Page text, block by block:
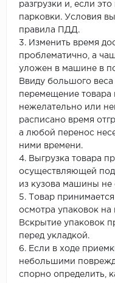
разгрузки и, если
парковки. Условия
правила ПДД.
3. Изменить время
проблематично, а
уложен в машине в
Ввиду большого веса
перемещение
нежелательно или
расписано время
а любой перенос
ними времени.
4. Выгрузка товара
осуществляющей
из кузова машины не
5. Товар
осмотра упаковок на
Вскрытие упаковок
перед укладкой.
6. Если в ходе
небольшими
спорно определить,